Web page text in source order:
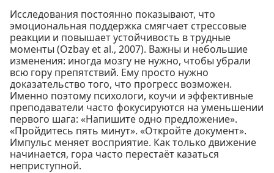
Исследования постоянно показывают, что
эмоциональная поддержка смягчает стрессовые
реакции и повышает устойчивость в трудные
моменты (Ozbay et al., 2007). Важны и небольшие
изменения: иногда мозгу не нужно, чтобы убрали
всю гору препятствий. Ему просто нужно
доказательство того, что прогресс возможен.
Именно поэтому психологи, коучи и эффективные
преподаватели часто фокусируются на уменьшении
первого шага: «Напишите одно предложение».
«Пройдитесь пять минут». «Откройте документ».
Импульс меняет восприятие. Как только движение
начинается, гора часто перестаёт казаться
неприступной.